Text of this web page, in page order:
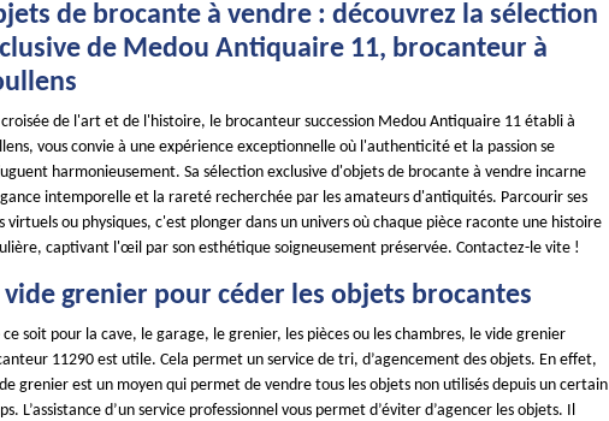
de brocante à vendre : découvrez la sélection
de Medou Antiquaire 11, brocanteur à
de l'art et de l'histoire, le brocanteur succession Medou Antiquaire 11 établi à
vous convie à une expérience exceptionnelle où l'authenticité et la passion se
harmonieusement. Sa sélection exclusive d'objets de brocante à vendre incarne
intemporelle et la rareté recherchée par les amateurs d'antiquités. Parcourir ses
virtuels ou physiques, c'est plonger dans un univers où chaque pièce raconte une histoire
captivant l'œil par son esthétique soigneusement préservée. Contactez-le vite !
vide grenier pour céder les objets brocantes
ce soit pour la cave, le garage, le grenier, les pièces ou les chambres, le vide grenier
11290 est utile. Cela permet un service de tri, d’agencement des objets. En effet,
grenier est un moyen qui permet de vendre tous les objets non utilisés depuis un certain
L’assistance d’un service professionnel vous permet d’éviter d’agencer les objets. Il